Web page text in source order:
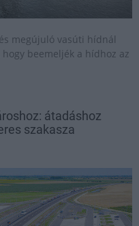
megújuló vasúti hídnál
beemeljék a hídhoz az
átadáshoz
szakasza